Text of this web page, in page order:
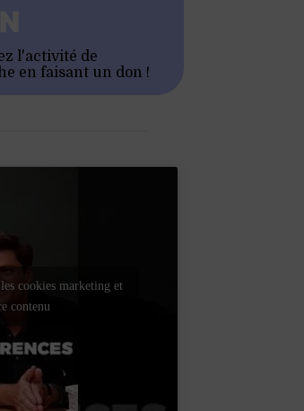
l'activité de
en faisant un don !
cookies marketing et
contenu